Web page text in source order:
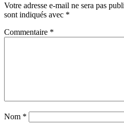
Votre adresse e-mail ne sera pas
sont indiqués avec *
Commentaire *
Nom *